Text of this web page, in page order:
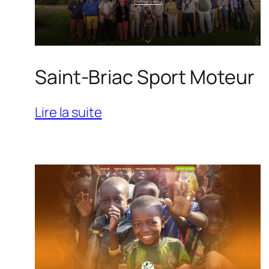
Saint-Briac Sport Moteur
Lire la suite:
Sport
Moteur